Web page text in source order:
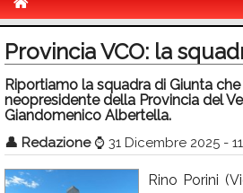
Politica
Sport
Eventi
Info Utili
Provincia VCO: la
Riportiamo la squadra di Giunta
neopresidente della Provincia del
Giandomenico Albertella.
👤 Redazione ⌚ 31 Dicembre 2025 -
Rino Porini